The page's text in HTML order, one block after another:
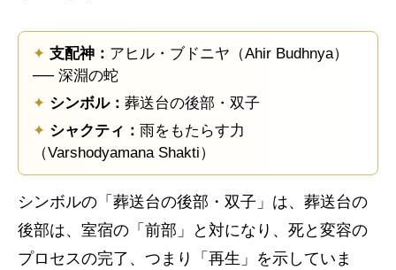
✦ 支配神： アヒル・ブドニヤ（Ahir Budhnya）
── 深淵の蛇
✦ シンボル： 葬送台の後部・双子
✦ シャクティ： 雨をもたらす力
（Varshodyamana Shakti）
シンボルの「葬送台の後部・双子」は、葬送台の
後部は、室宿の「前部」と対になり、死と変容の
プロセスの完了、つまり「再生」を示していま